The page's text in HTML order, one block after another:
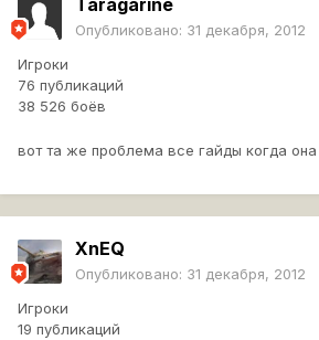
Taragarine
Опубликовано: 31 декабря, 2012
Игроки
76 публикаций
38 526 боёв
вот та же проблема все гайды когда
XnEQ
Опубликовано: 31 декабря, 2012
Игроки
19 публикаций